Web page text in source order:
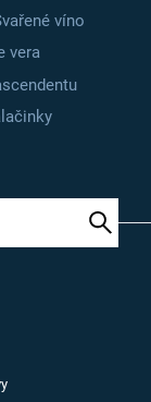
víno
vera